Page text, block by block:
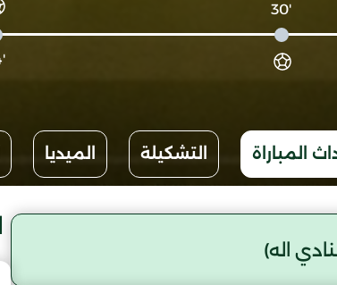
'30
'54
المباراة التشكيلة الميديا
اله)